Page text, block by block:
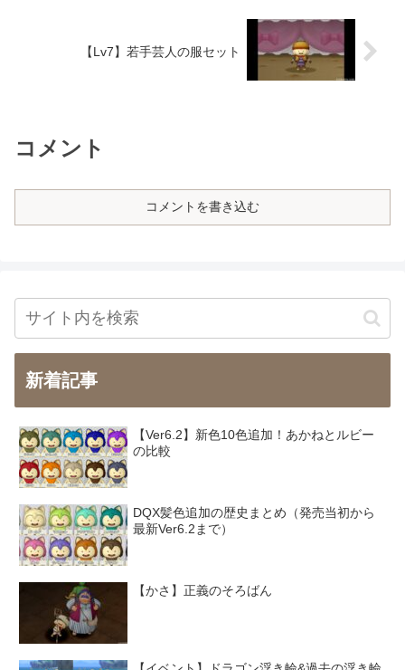
【Lv7】若手芸人の服セット
コメント
コメントを書き込む
新着記事
【Ver6.2】新色10色追加！あかねとルビー
の比較
DQX髪色追加の歴史まとめ（発売当初から
最新Ver6.2まで）
【かさ】正義のそろばん